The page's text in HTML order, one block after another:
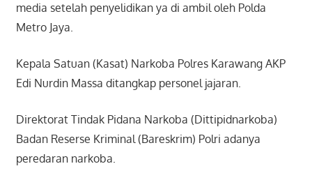
media setelah penyelidikan ya di ambil oleh Polda
Metro Jaya.
Kepala Satuan (Kasat) Narkoba Polres Karawang AKP
Edi Nurdin Massa ditangkap personel jajaran.
Direktorat Tindak Pidana Narkoba (Dittipidnarkoba)
Badan Reserse Kriminal (Bareskrim) Polri adanya
peredaran narkoba.